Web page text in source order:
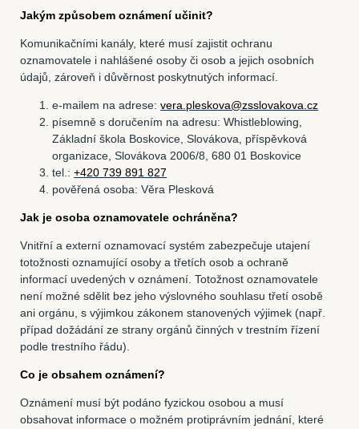
Jakým způsobem oznámení učinit?
Komunikačními kanály, které musí zajistit ochranu
oznamovatele i nahlášené osoby či osob a jejich osobních
údajů, zároveň i důvěrnost poskytnutých informací.
e-mailem na adrese:vera.pleskova@zsslovakova.cz
písemně s doručením na adresu: Whistleblowing,
Základní škola Boskovice, Slovákova, příspěvková
organizace, Slovákova 2006/8, 680 01 Boskovice
tel.:+420 739 891 827
pověřená osoba: Věra Plesková
Jak je osoba oznamovatele ochráněna?
Vnitřní a externí oznamovací systém zabezpečuje utajení
totožnosti oznamující osoby a třetích osob a ochraně
informací uvedených v oznámení. Totožnost oznamovatele
není možné sdělit bez jeho výslovného souhlasu třetí osobě
ani orgánu, s výjimkou zákonem stanovených výjimek (např.
případ dožádání ze strany orgánů činných v trestním řízení
podle trestního řádu).
Co je obsahem oznámení?
Oznámení musí být podáno fyzickou osobou a musí
obsahovat informace o možném protiprávním jednání, které